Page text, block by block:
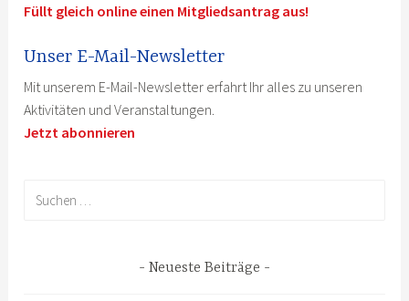
Füllt gleich online einen Mitgliedsantrag aus!
Unser E-Mail-Newsletter
Mit unserem E-Mail-Newsletter erfahrt Ihr alles zu unseren
Aktivitäten und Veranstaltungen.
Jetzt abonnieren
Neueste Beiträge